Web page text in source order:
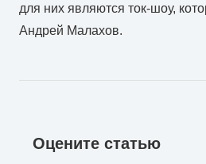
для них являются ток-шоу,
Андрей Малахов.
Оцените статью